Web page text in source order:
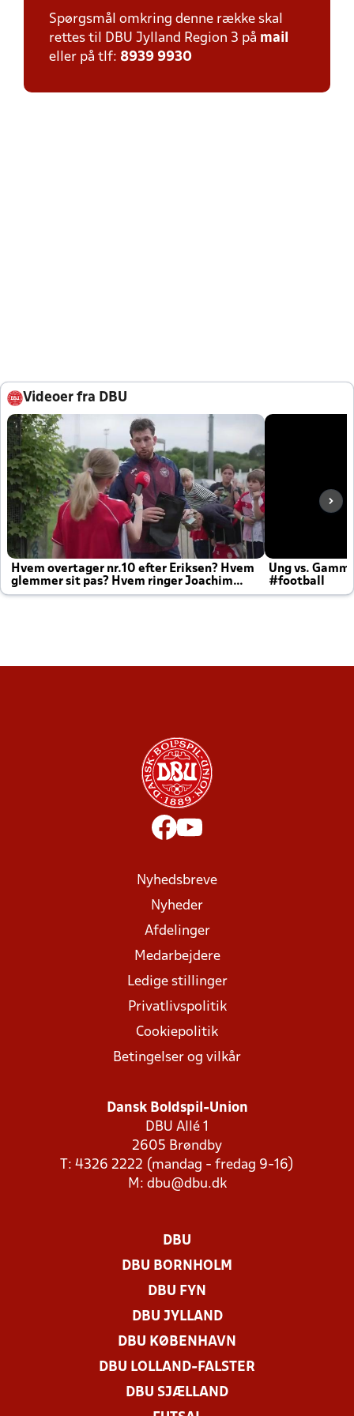
Spørgsmål omkring denne række skal
rettes til DBU Jylland Region 3 på mail
eller på tlf: 8939 9930
Videoer fra DBU
Hvem overtager nr.10 efter Eriksen? Hvem
glemmer sit pas? Hvem ringer Joachim
altid til efter kampe?
Ung vs.
#football
Nyhedsbreve
Nyheder
Afdelinger
Medarbejdere
Ledige stillinger
Privatlivspolitik
Cookiepolitik
Betingelser og vilkår
Dansk Boldspil-Union
DBU Allé 1
2605 Brøndby
T: 4326 2222 (mandag - fredag 9-16)
M: dbu@dbu.dk
DBU
DBU BORNHOLM
DBU FYN
DBU JYLLAND
DBU KØBENHAVN
DBU LOLLAND-FALSTER
DBU SJÆLLAND